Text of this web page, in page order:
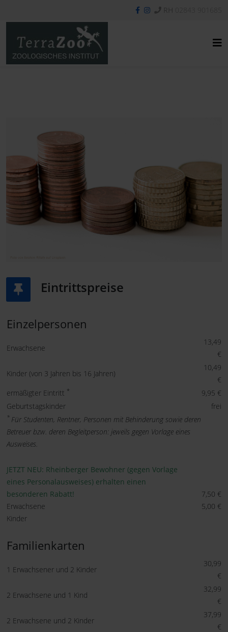
Eintrittspreise
Einzelpersonen
Erwachsene
13,49
€
Kinder (von 3 Jahren bis 16 Jahren)
10,49
€
ermäßigter Eintritt *
9,95 €
Geburtstagskinder
frei
* Für Studenten, Rentner, Personen mit Behinderung sowie deren
Betreuer bzw. deren Begleitperson: jeweils gegen Vorlage eines
Ausweises.
JETZT NEU: Rheinberger Bewohner (gegen Vorlage
eines Personalausweises) erhalten einen
besonderen Rabatt!
Erwachsene
Kinder
7,50 €
5,00 €
Familienkarten
1 Erwachsener und 2 Kinder
30,99
€
2 Erwachsene und 1 Kind
32,99
€
2 Erwachsene und 2 Kinder
37,99
€